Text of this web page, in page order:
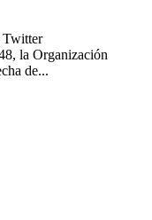
Twitter
la Organización
de...